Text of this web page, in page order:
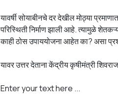
यावर्षी सोयाबीनचे दर देखील मोठ्या
परिस्थिती निर्माण झाली आहे. त्यामुळे
काही ठोस उपाययोजना आहेत का? असा
यावर उत्तर देताना केंद्रीय कृषीमंत्री
Enter your text here ...